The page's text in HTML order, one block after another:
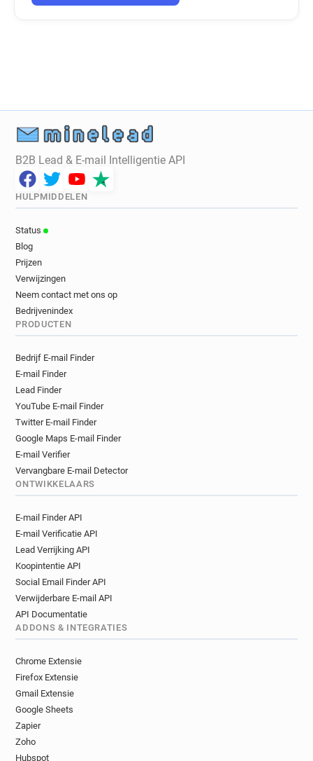
B2B Lead & E-mail Intelligentie API
HULPMIDDELEN
Status
Blog
Prijzen
Verwijzingen
Neem contact met ons op
Bedrijvenindex
PRODUCTEN
Bedrijf E-mail Finder
E-mail Finder
Lead Finder
YouTube E-mail Finder
Twitter E-mail Finder
Google Maps E-mail Finder
E-mail Verifier
Vervangbare E-mail Detector
ONTWIKKELAARS
E-mail Finder API
E-mail Verificatie API
Lead Verrijking API
Koopintentie API
Social Email Finder API
Verwijderbare E-mail API
API Documentatie
ADDONS & INTEGRATIES
Chrome Extensie
Firefox Extensie
Gmail Extensie
Google Sheets
Zapier
Zoho
Hubspot